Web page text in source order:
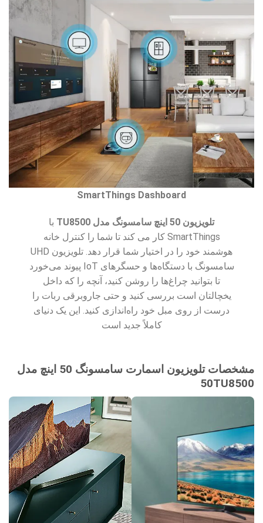
SmartThings Dashboard
تلویزیون 50 اینچ سامسونگ مدل TU8500
با
SmartThings کار می کند تا شما را کنترل خانه
هوشمند خود را در اختیار شما قرار دهد. تلویزیون UHD
سامسونگ با دستگاه‌ها و حسگرهای IoT پیوند می‌خورد
تا بتوانید چراغ‌ها را روشن کنید، آنچه را که داخل
یخچالتان است بررسی کنید و حتی جاروبرقی ربات را
درست از روی مبل خود راه‌اندازی کنید. این یک دنیای
کاملاً جدید است
مشخصات تلویزیون اسمارت سامسونگ 50 اینچ مدل
50TU8500